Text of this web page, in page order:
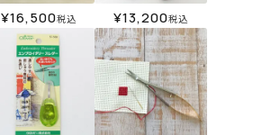
¥16,500税込 ¥13,200税込